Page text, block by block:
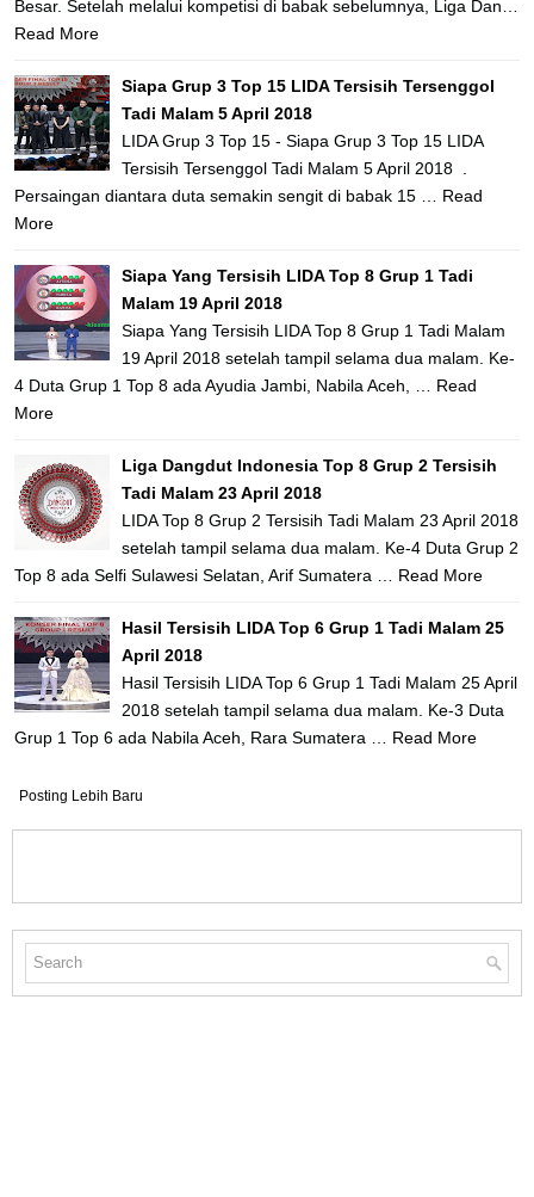
Besar. Setelah melalui kompetisi di babak sebelumnya, Liga Dan…
Read More
Siapa Grup 3 Top 15 LIDA Tersisih Tersenggol
Tadi Malam 5 April 2018
LIDA Grup 3 Top 15 - Siapa Grup 3 Top 15 LIDA
Tersisih Tersenggol Tadi Malam 5 April 2018 .
Persaingan diantara duta semakin sengit di babak 15 … Read
More
Siapa Yang Tersisih LIDA Top 8 Grup 1 Tadi
Malam 19 April 2018
Siapa Yang Tersisih LIDA Top 8 Grup 1 Tadi Malam
19 April 2018 setelah tampil selama dua malam. Ke-
4 Duta Grup 1 Top 8 ada Ayudia Jambi, Nabila Aceh, … Read
More
Liga Dangdut Indonesia Top 8 Grup 2 Tersisih
Tadi Malam 23 April 2018
LIDA Top 8 Grup 2 Tersisih Tadi Malam 23 April 2018
setelah tampil selama dua malam. Ke-4 Duta Grup 2
Top 8 ada Selfi Sulawesi Selatan, Arif Sumatera … Read More
Hasil Tersisih LIDA Top 6 Grup 1 Tadi Malam 25
April 2018
Hasil Tersisih LIDA Top 6 Grup 1 Tadi Malam 25 April
2018 setelah tampil selama dua malam. Ke-3 Duta
Grup 1 Top 6 ada Nabila Aceh, Rara Sumatera … Read More
Posting Lebih Baru